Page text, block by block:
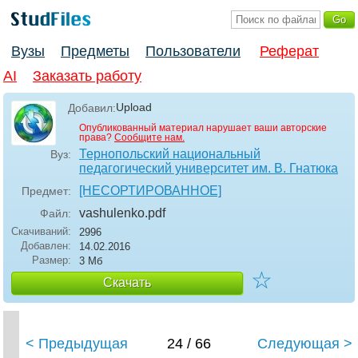
Вузы Предметы Пользователи
Реферат
AI
Заказать работу
Добавил:Upload
Опубликованный материал нарушает ваши авторские
права? Сообщите нам.
Вуз:
Тернопольский национальный
педагогический университет им. В. Гнатюка
Предмет: [НЕСОРТИРОВАННОЕ]
Файл: vashulenko.pdf
Скачиваний:
2996
Добавлен:
14.02.2016
Размер:
3 Мб
Скачать ☆
< Предыдущая 24 / 66 Следующая >